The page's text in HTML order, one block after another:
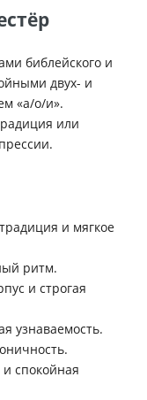
библейского и
двух- и
«а/о/и».
или
и мягкое
ритм.
и строгая
узнаваемость.
спокойная